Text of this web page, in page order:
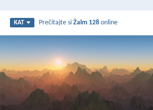
KAT Prečítajte siŽalm 128 online